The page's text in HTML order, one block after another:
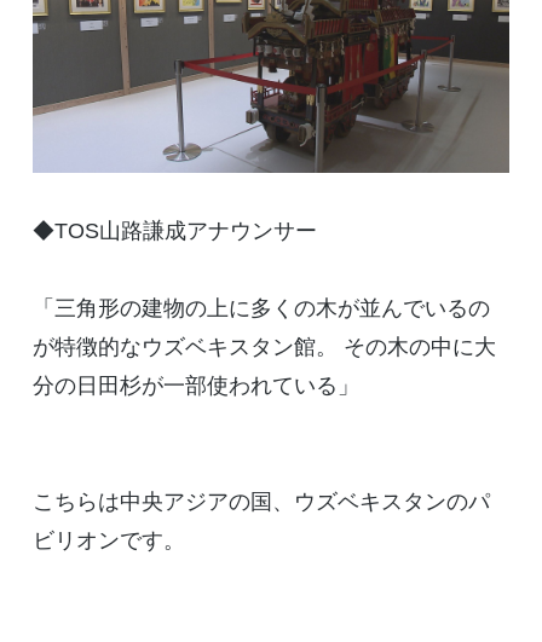
◆TOS山路謙成アナウンサー
「三角形の建物の上に多くの木が並んでいるの
が特徴的なウズベキスタン館。 その木の中に大
分の日田杉が一部使われている」
こちらは中央アジアの国、ウズベキスタンのパ
ビリオンです。